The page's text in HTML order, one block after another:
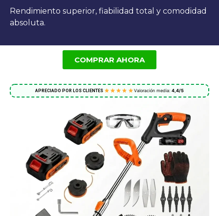
Rendimiento superior, fiabilidad total y comodidad
absoluta.
COMPRAR AHORA
APRECIADO POR LOS CLIENTES Valoración media:4,4/5